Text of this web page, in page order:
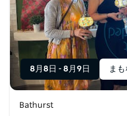
8月8日 - 8月9日 ま
Bathurst